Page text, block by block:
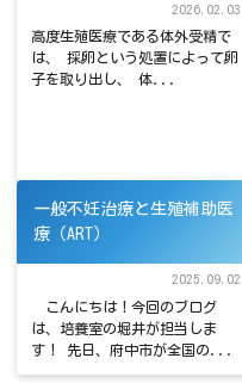
2026.02.03
高度生殖医療である体外受精で
は、 採卵という処置によって卵
子を取り出し、 体...
一般不妊治療と生殖補助医
療（ART）
2025.09.02
こんにちは！今回のブログ
は、培養室の堀井が担当しま
す！ 先日、府中市が全国の...